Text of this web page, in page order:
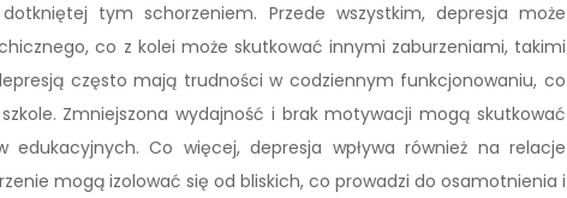
tym schorzeniem. Przede wszystkim, depresja może
co z kolei może skutkować innymi zaburzeniami, takimi
często mają trudności w codziennym funkcjonowaniu, co
Zmniejszona wydajność i brak motywacji mogą skutkować
Co więcej, depresja wpływa również na relacje
mogą izolować się od bliskich, co prowadzi do osamotnienia i